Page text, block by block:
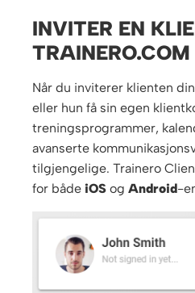
INVITER EN
TRAINERO.COM
Når du inviterer klienten
eller hun få sin egen
treningsprogrammer,
avanserte
tilgjengelige. Trainero
for både iOS og Android-